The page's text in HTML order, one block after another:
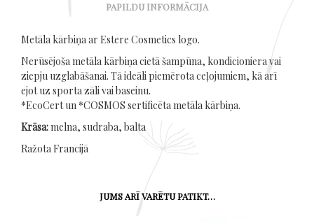
PAPILDU INFORMĀCIJA
Metāla kārbiņa ar Estere Cosmetics logo.
Nerūsējoša metāla kārbiņa cietā šampūna, kondicioniera vai
ziepju uzglabāšanai. Tā ideāli piemērota ceļojumiem, kā arī
ejot uz sporta zāli vai baseinu.
*EcoCert un *COSMOS sertificēta metāla kārbiņa.
Krāsa:melna, sudraba, balta
Ražota Francijā
JUMS ARĪ VARĒTU PATIKT…